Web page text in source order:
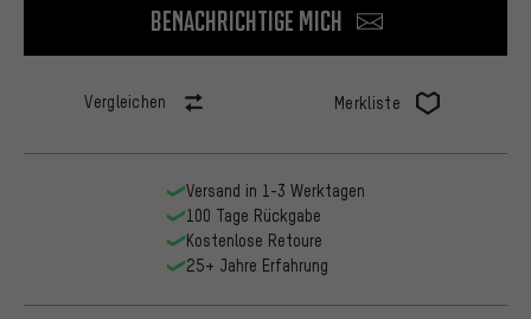
Benachrichtige mich
Vergleichen Merkliste
Versand in 1-3 Werktagen
100 Tage Rückgabe
Kostenlose Retoure
25+ Jahre Erfahrung